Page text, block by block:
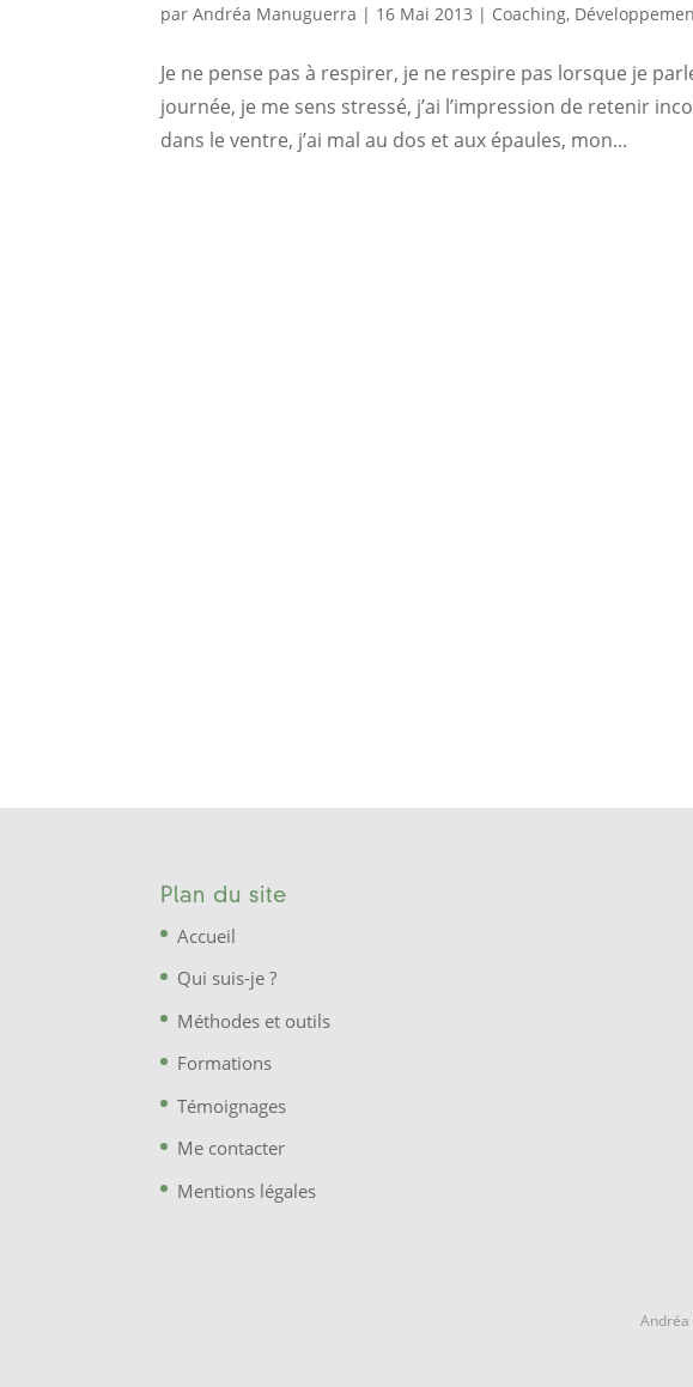
parAndréa Manuguerra | 16 Mai 2013 | Coaching,
Je ne pense pas à respirer, je ne respire pas lorsque je
journée, je me sens stressé, j’ai l’impression de retenir
dans le ventre, j’ai mal au dos et aux épaules, mon...
Plan du site
Accueil
Qui suis-je ?
Méthodes et outils
Formations
Témoignages
Me contacter
Mentions légales